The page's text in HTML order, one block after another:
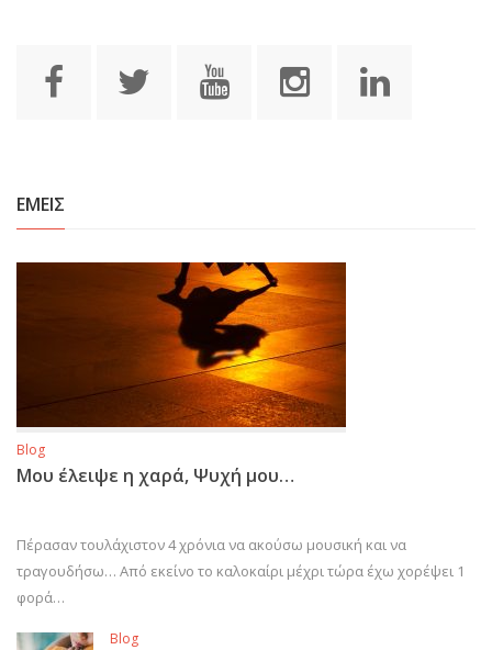
ΕΜΕΙΣ
Blog
Μου έλειψε η χαρά, Ψυχή μου…
Πέρασαν τουλάχιστον 4 χρόνια να ακούσω μουσική και να
τραγουδήσω… Από εκείνο το καλοκαίρι μέχρι τώρα έχω χορέψει 1
φορά…
Blog